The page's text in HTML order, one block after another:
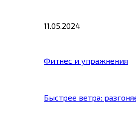
11.05.2024
Фитнес и упражнения
Быстрее ветра: